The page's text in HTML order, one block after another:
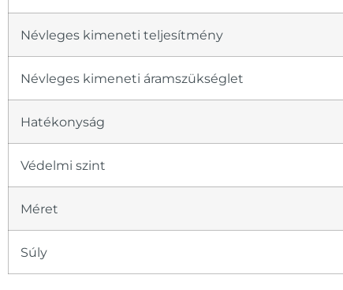
Névleges kimeneti teljesítmény
Névleges kimeneti áramszükséglet
Hatékonyság
Védelmi szint
Méret
Súly